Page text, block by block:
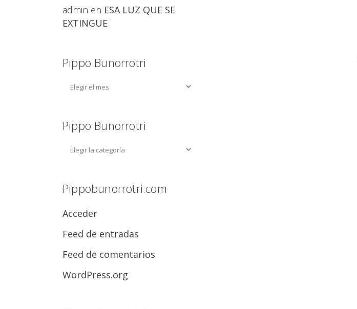
admin en ESA LUZ QUE SE
EXTINGUE
Pippo Bunorrotri
Pippo Bunorrotri
Pippobunorrotri.com
Acceder
Feed de entradas
Feed de comentarios
WordPress.org